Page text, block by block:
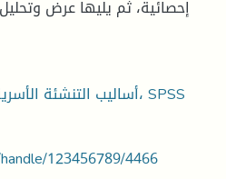
إحصائية، ثم يليها عرض
أساليب التنشئة الأسرية، البيئة الفيزيقية للمدرسة، SPSS
123456789/4466